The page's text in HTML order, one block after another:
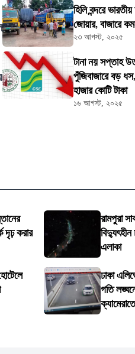
হিলি বন্দরে
জোয়ার, বাজারে
২৩ আগস্ট, ২০২৫
টানা নয় সপ্তাহ
পুঁজিবাজারে বড়
হাজার কোটি টাকা
১৬ আগস্ট, ২০২৫
দৃঢ় করার
রামপুরা
এলাকা
ঢাকা
গতি